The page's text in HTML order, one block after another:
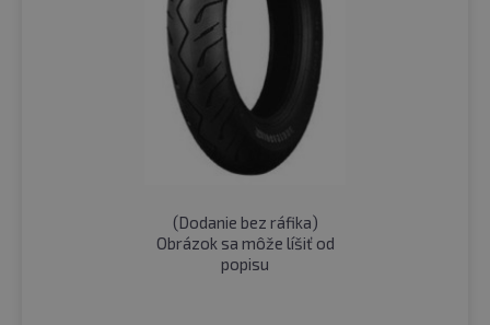
(Dodanie bez ráfika)
Obrázok sa môže líšiť od
popisu